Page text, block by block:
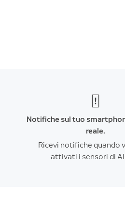
Notifiche sul tuo
reale.
Ricevi notifiche quando
attivati i sensori di